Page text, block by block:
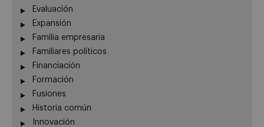
Evaluación
Expansión
Familia empresaria
Familiares políticos
Financiación
Formación
Fusiones
Historia común
Innovación